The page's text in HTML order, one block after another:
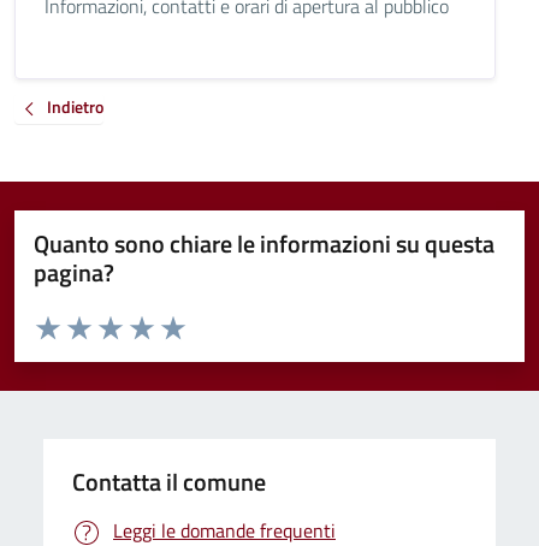
Informazioni, contatti e orari di apertura al pubblico
Indietro
Quanto sono chiare le informazioni su questa
pagina?
Valuta da 1 a 5 stelle la pagina
Valuta 5 stelle su 5
Valuta 4 stelle su 5
Valuta 3 stelle su 5
Valuta 2 stelle su 5
Valuta 1 stelle su 5
Contatta il comune
Leggi le domande frequenti